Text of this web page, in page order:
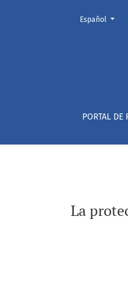
La
PORTAL DE
Cambiar el
Español
La